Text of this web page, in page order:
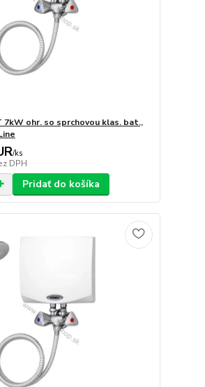
7kW ohr. so sprchovou klas. bat.,
/ks
DPH
Pridať do košíka